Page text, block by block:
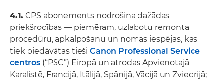
4.1. CPS abonements nodrošina dažādas
priekšrocības — piemēram, uzlabotu remonta
procedūru, apkalpošanu un nomas iespējas, kas
tiek piedāvātas tieši Canon Professional Service
centros (“PSC”) Eiropā un atrodas Apvienotajā
Karalistē, Francijā, Itālijā, Spānijā, Vācijā un Zviedrijā;